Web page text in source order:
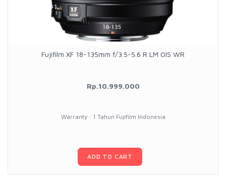
Fujifilm XF 18-135mm f/3.5-5.6 R LM OIS WR
Rp.10.999.000
Warranty : 1 Tahun Fujifilm Indonesia
ADD TO CART